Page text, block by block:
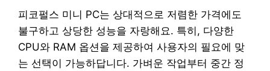
피코펄스 미니 PC는 상대적으로 저렴한 가격에도
불구하고 상당한 성능을 자랑해요. 특히, 다양한
CPU와 RAM 옵션을 제공하여 사용자의 필요에 맞
는 선택이 가능하답니다. 가벼운 작업부터 중간 정